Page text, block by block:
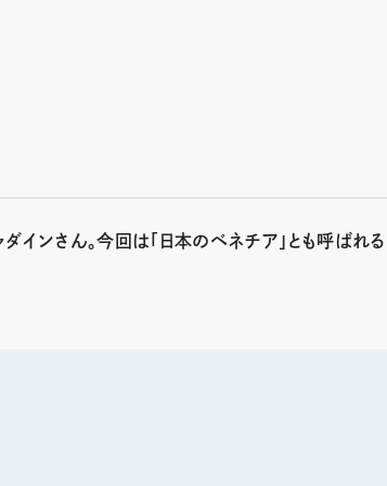
インさん。今回は「日本のベネチア」とも呼ばれ